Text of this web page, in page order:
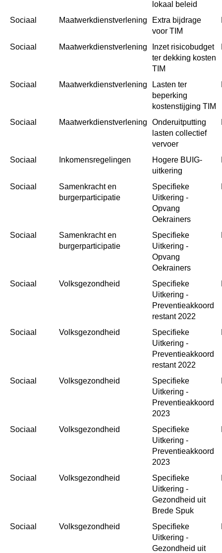
lokaal beleid
Sociaal
Maatwerkdienstverlening
Extra bijdrage
voor TIM
Sociaal Maatwerkdienstverlening
Inzet risicobudget
ter dekking kosten
TIM
Sociaal Maatwerkdienstverlening
Lasten ter
beperking
kostenstijging TIM
Sociaal Maatwerkdienstverlening
Onderuitputting
lasten collectief
vervoer
Sociaal Inkomensregelingen
Hogere BUIG-
uitkering
Sociaal
Samenkracht en
burgerparticipatie
Specifieke
Uitkering -
Opvang
Oekrainers
Sociaal
Samenkracht en
burgerparticipatie
Specifieke
Uitkering -
Opvang
Oekrainers
Sociaal Volksgezondheid
Specifieke
Uitkering -
Preventieakkoord
restant 2022
Sociaal Volksgezondheid
Specifieke
Uitkering -
Preventieakkoord
restant 2022
Sociaal Volksgezondheid
Specifieke
Uitkering -
Preventieakkoord
2023
Sociaal Volksgezondheid
Specifieke
Uitkering -
Preventieakkoord
2023
Sociaal Volksgezondheid
Specifieke
Uitkering -
Gezondheid uit
Brede Spuk
Sociaal Volksgezondheid
Specifieke
Uitkering -
Gezondheid uit